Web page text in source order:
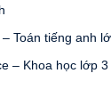
Toán tiếng anh
– Khoa học lớp 3